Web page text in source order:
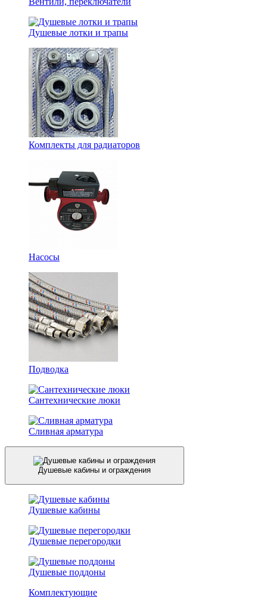
Душевые лотки и трапы
Комплекты для радиаторов
Насосы
Подводка
Сантехнические люки
Сливная арматура
Душевые кабины и ограждения
Душевые кабины
Душевые перегородки
Душевые поддоны
Комплектующие